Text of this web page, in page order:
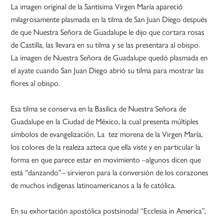
La imagen original de la Santísima Virgen María apareció
milagrosamente plasmada en la tilma de San Juan Diego después
de que Nuestra Señora de Guadalupe le dijo que cortara rosas
de Castilla, las llevara en su tilma y se las presentara al obispo.
La imagen de Nuestra Señora de Guadalupe quedó plasmada en
el ayate cuando San Juan Diego abrió su tilma para mostrar las
flores al obispo.
Esa tilma se conserva en la Basílica de Nuestra Señora de
Guadalupe en la Ciudad de México, la cual presenta múltiples
símbolos de evangelización. La tez morena de la Virgen María,
los colores de la realeza azteca que ella viste y en particular la
forma en que parece estar en movimiento –algunos dicen que
está “danzando”– sirvieron para la conversión de los corazones
de muchos indígenas latinoamericanos a la fe católica.
En su exhortación apostólica postsinodal “Ecclesia in America”,